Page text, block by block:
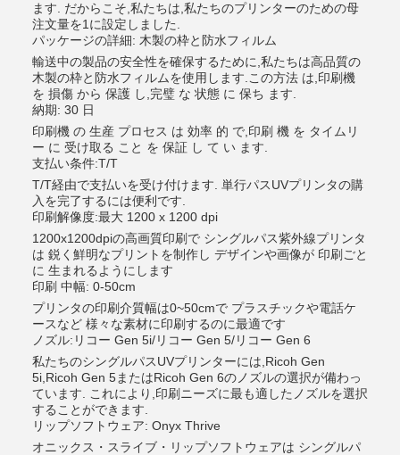
ます. だからこそ,私たちは,私たちのプリンターのための母
注文量を1に設定しました.
パッケージの詳細: 木製の枠と防水フィルム
輸送中の製品の安全性を確保するために,私たちは高品質の
木製の枠と防水フィルムを使用します.この方法 は,印刷機
を 損傷 から 保護 し,完璧 な 状態 に 保ち ます.
納期: 30 日
印刷機 の 生産 プロセス は 効率 的 で,印刷 機 を タイムリ
ー に 受け取る こと を 保証 し て い ます.
支払い条件:T/T
T/T経由で支払いを受け付けます. 単行パスUVプリンタの購
入を完了するには便利です.
印刷解像度:最大 1200 x 1200 dpi
1200x1200dpiの高画質印刷で シングルパス紫外線プリンタ
は 鋭く鮮明なプリントを制作し デザインや画像が 印刷ごと
に 生まれるようにします
印刷 中幅: 0-50cm
プリンタの印刷介質幅は0~50cmで プラスチックや電話ケ
ースなど 様々な素材に印刷するのに最適です
ノズル:リコー Gen 5i/リコー Gen 5/リコー Gen 6
私たちのシングルパスUVプリンターには,Ricoh Gen
5i,Ricoh Gen 5またはRicoh Gen 6のノズルの選択が備わっ
ています. これにより,印刷ニーズに最も適したノズルを選択
することができます.
リップソフトウェア: Onyx Thrive
オニックス・スライブ・リップソフトウェアは シングルパ